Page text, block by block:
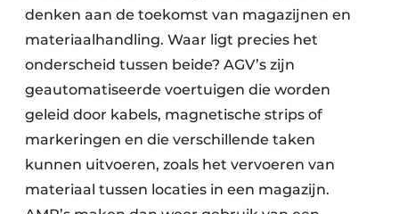
denken aan de toekomst van magazijnen en
materiaalhandling. Waar ligt precies het
onderscheid tussen beide? AGV’s zijn
geautomatiseerde voertuigen die worden
geleid door kabels, magnetische strips of
markeringen en die verschillende taken
kunnen uitvoeren, zoals het vervoeren van
materiaal tussen locaties in een magazijn.